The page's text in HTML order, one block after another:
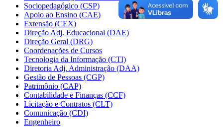
Sociopedagógico (CSP)
Apoio ao Ensino (CAE)
Extensão (CEX)
Direção Adj. Educacional (DAE)
Direção Geral (DRG)
Coordenações de Cursos
Tecnologia da Informação (CTI)
Diretoria Adj. Administração (DAA)
Gestão de Pessoas (CGP)
Patrimônio (CAP)
Contabilidade e Finanças (CCF)
Licitação e Contratos (CLT)
Comunicação (CDI)
Engenheiro